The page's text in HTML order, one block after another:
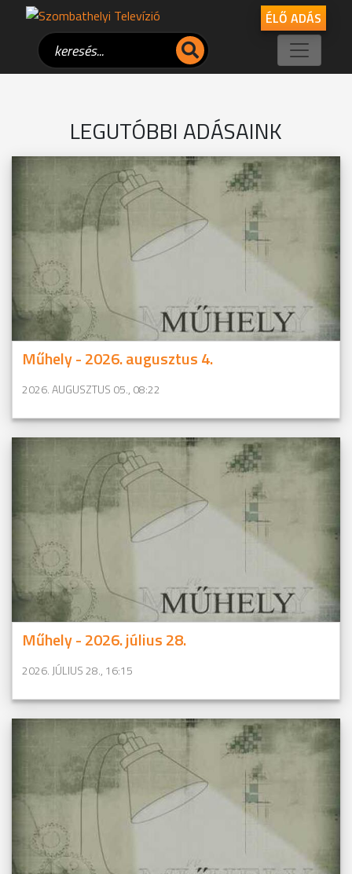
ÉLŐ ADÁS
LEGUTÓBBI ADÁSAINK
Műhely - 2026. augusztus 4.
2026. AUGUSZTUS 05., 08:22
Műhely - 2026. július 28.
2026. JÚLIUS 28., 16:15